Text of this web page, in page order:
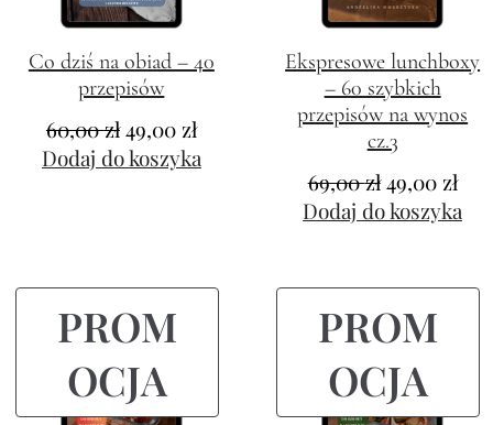
Co dziś na obiad – 40
przepisów
60,00zł49,00 zł
Dodaj do koszyka
Ekspresowe lunchboxy
– 60 szybkich
przepisów na wynos
cz.3
69,00zł 49,00 zł
Dodaj do koszyka
PROM
OCJA
PROM
OCJA